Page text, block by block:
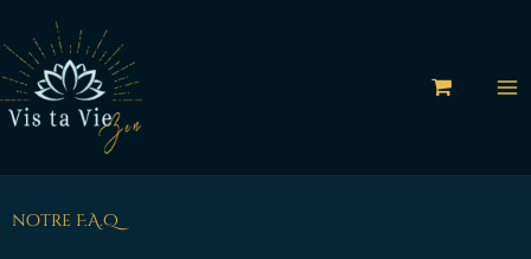
au
contenu
notre F.A.Q